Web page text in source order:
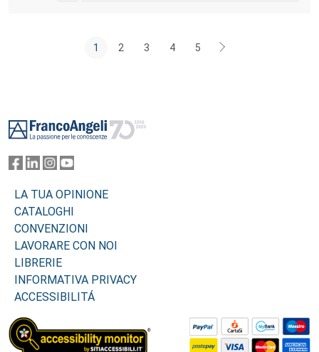
1 2 3 4 5
LA TUA OPINIONE
CATALOGHI
CONVENZIONI
LAVORARE CON NOI
LIBRERIE
INFORMATIVA PRIVACY
ACCESSIBILITÁ